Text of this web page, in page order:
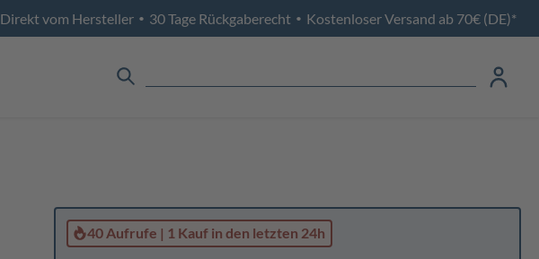
Direkt vom Hersteller • 30 Tage Rückgaberecht • Kostenloser Versand ab 70€ (DE)*
40 Aufrufe | 1 Kauf in den letzten 24h